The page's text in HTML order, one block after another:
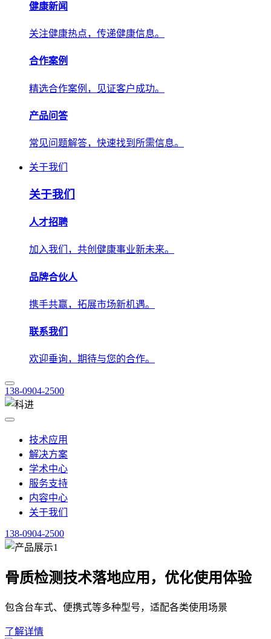
健康新闻
关注健康热点，传递健康信息。
合作案例
精选合作案例，见证客户成功。
产品问答
常见问题解答，快速找到所需信息。
关于我们
关于我们
人才招聘
加入我们，共创健康事业新未来。
品牌合伙人
携手共赢，拓展市场新机遇。
联系我们
欢迎垂询，期待与您的合作。
138-0904-2500
技术应用
解决方案
学术中心
服务支持
内容中心
关于我们
138-0904-2500
骨质检测技术落地应用，优化使用体验
包含台车式、便携式等多种型号，适配各类使用场景
了解详情